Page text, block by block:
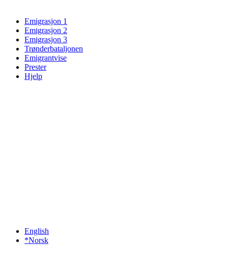
Emigrasjon 1
Emigrasjon 2
Emigrasjon 3
Trønderbataljonen
Emigrantvise
Prester
Hjelp
English
*Norsk